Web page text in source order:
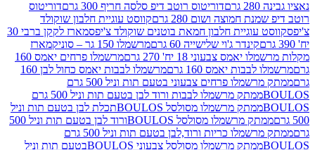
דוריטוס רוטב דיפ סלסה חריף 300 גרם
דוריטוס
חמוצה ושום 280 גרם
קווסט עוגיית חלבון שוקולד
עוגיית חלבון חמאת בוטנים שוקולד צ'יפס
מארז לקקן ברבי 30
קינדר ג'וי שלישייה 60 גרם
מרשמלו 150 גר – סוניק
מארז
צבעוני 18 יח' 270 גרם
מרשמלו פרחים יאמס 160
יאמס 160 גרם
מרשמלו לבבות יאמס כחול לבן 160
ממתק מרשמלו פרחים צבעוני בטעם תות וניל 500 גרם
ממתק מרשמלו לבבות ורוד לבן בטעם תות וניל 500 גרם
ממתק מרשמלו מסולסל BOULOSתכלת לבן בטעם תות וניל
ממתק מרשמלו מסולסל BOULOSורוד לבן בטעם תות וניל 500
ממתק מרשמלו כריות ורוד,לבן בטעם תות וניל 500 גרם
ממתק מרשמלו מסולסל צבעוני BOULOSבטעם תות וניל